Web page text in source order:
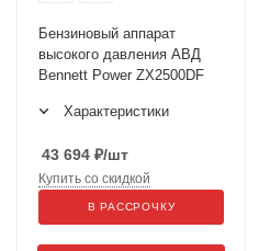
Бензиновый аппарат
высокого давления АВД
Bennett Power ZX2500DF
Характеристики
43 694 ₽/шт
Купить со скидкой
В РАССРОЧКУ